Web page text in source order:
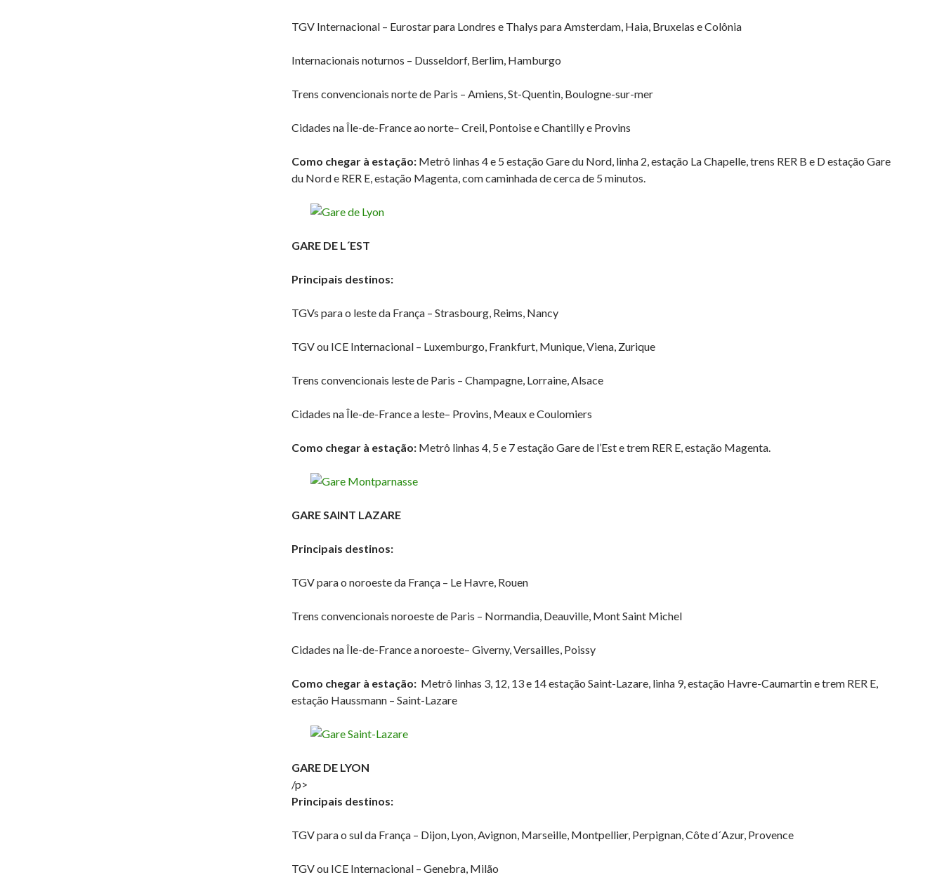
TGV Internacional – Eurostar para Londres e Thalys para Amsterdam, Haia, Bruxelas e Colônia
Internacionais noturnos – Dusseldorf, Berlim, Hamburgo
Trens convencionais norte de Paris – Amiens, St-Quentin, Boulogne-sur-mer
Cidades na Île-de-France ao norte– Creil, Pontoise e Chantilly e Provins
Como chegar à estação: Metrô linhas 4 e 5 estação Gare du Nord, linha 2, estação La Chapelle, trens RER B e D estação Gare
du Nord e RER E, estação Magenta, com caminhada de cerca de 5 minutos.
GARE DE L´EST
Principais destinos:
TGVs para o leste da França – Strasbourg, Reims, Nancy
TGV ou ICE Internacional – Luxemburgo, Frankfurt, Munique, Viena, Zurique
Trens convencionais leste de Paris – Champagne, Lorraine, Alsace
Cidades na Île-de-France a leste– Provins, Meaux e Coulomiers
Como chegar à estação: Metrô linhas 4, 5 e 7 estação Gare de l’Est e trem RER E, estação Magenta.
GARE SAINT LAZARE
Principais destinos:
TGV para o noroeste da França – Le Havre, Rouen
Trens convencionais noroeste de Paris – Normandia, Deauville, Mont Saint Michel
Cidades na Île-de-France a noroeste– Giverny, Versailles, Poissy
Como chegar à estação: Metrô linhas 3, 12, 13 e 14 estação Saint-Lazare, linha 9, estação Havre-Caumartin e trem RER E,
estação Haussmann – Saint-Lazare
GARE DE LYON
/p>
Principais destinos:
TGV para o sul da França – Dijon, Lyon, Avignon, Marseille, Montpellier, Perpignan, Côte d´Azur, Provence
TGV ou ICE Internacional – Genebra, Milão